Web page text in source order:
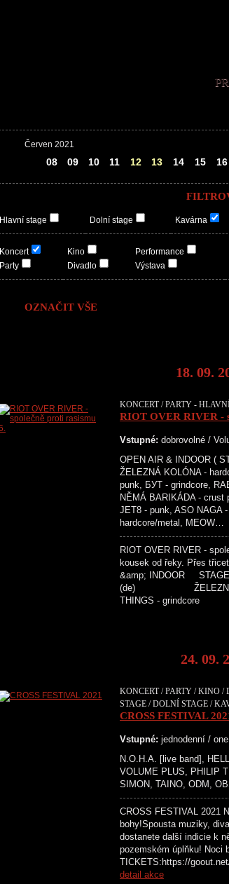
Červen 2021
08 09 10 11 12 13 14 15 16
Hlavní stage Dolní stage Kavárna
Koncert
Party
Kino
Divadlo
Performance
Výstava
OZNAČIT VŠE
18. 09.
KONCERT / PARTY -
RIOT OVER RIVER -
Vstupné: dobrovolné /
OPEN AIR & INDOOR (
ŽELEZNÁ KOLÓNA -
punk, БУТ - grindcore,
NĚMÁ BARIKÁDA - crust
JET8 - punk, ASO NAGA
hardcore/metal, MEOW…
RIOT OVER RIVER -
kousek od řeky. Přes
&amp; INDOOR
(de) ŽELEZNÁ
THINGS -
24. 09.
KONCERT / PARTY / KINO
STAGE / DOLNÍ STAGE /
CROSS FESTIVAL
Vstupné: jednodenní /
N.O.H.A. [live band],
VOLUME PLUS, PHILIP
SIMON, TAINO, ODM,
CROSS FESTIVAL 2021
bohy!Spousta muziky,
dostanete další indicie k
pozemském úplňku! Noci
TICKETS:https://
detail akce